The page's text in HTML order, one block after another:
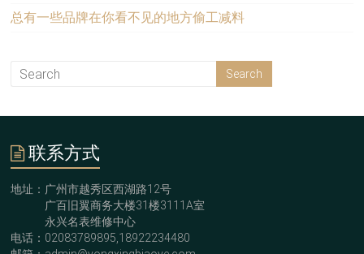
总有一些品牌在你看不见的地方偷工减料
联系方式
地址：广州市越秀区西湖路12号
广百旧翼商务大楼31楼3111A室
永兴名表维修中心
电话：02083789895,18922234480